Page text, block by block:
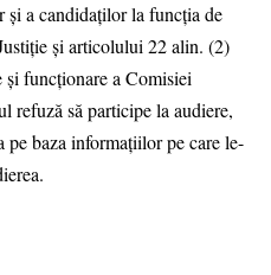
și a candidaților la funcția de
și articolului 22 alin. (2)
funcționare a Comisiei
refuză să participe la audiere,
baza informațiilor pe care le-